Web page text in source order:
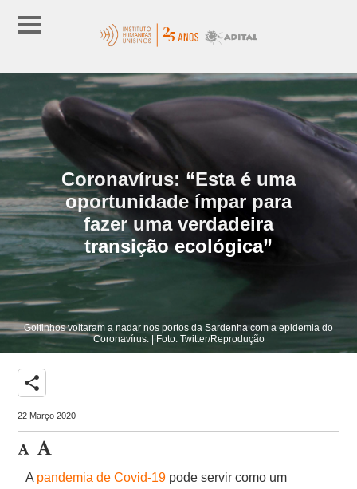
Coronavírus: “Esta é uma
oportunidade ímpar para
fazer uma verdadeira
transição ecológica”
Golfinhos voltaram a nadar nos portos da Sardenha com a epidemia do
Coronavírus. | Foto: Twitter/Reprodução
share
22 Março 2020
A pandemia de Covid-19 pode servir como um